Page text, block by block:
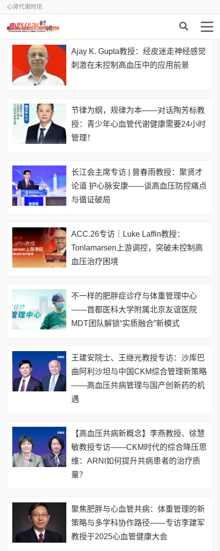
心肾代谢时讯
Ajay K. Gupta教授：经皮迷走神经感觉
刺激在未控制高血压中的应用前景
节律为纲，规律为本——对话陶芳标教
授：青少年心血管代谢健康需要24小时
管理！
长江会主席专访 | 曾春雨教授：聚贤才
论道 护心脉安康——谈高血压防控痛点
与循证破局
ACC.26专访｜Luke Laffin教授：
Tonlamarsen上游调控，突破未控制高
血压治疗困境
不一样的肥胖症诊疗与体重管理中心
——首都医科大学附属北京友谊医院
MDT团队解锁“实质融合”新模式
王建安院士、王继光教授专访：沙库巴
曲阿利沙坦与中国CKM综合管理新策略
——高血压共病管理与国产创新药的机
遇
【高血压共病新概念】李燕教授、徐慧
敏教授专访——CKM时代的综合降压思
维：ARNI如何提升共病患者的治疗质
量？
聚焦肥胖与心血管共病：体重管理的新
策略与多学科协作路径——专访李建军
教授于2025心血管健康大会